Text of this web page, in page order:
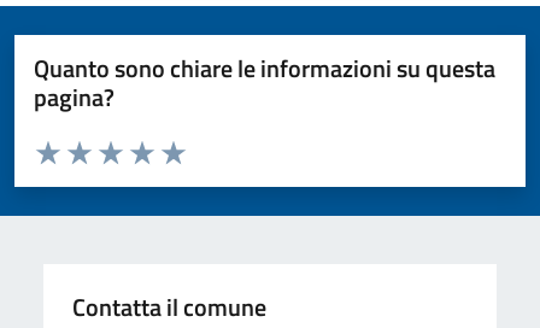
Quanto sono chiare le informazioni su questa
pagina?
Valuta da 1 a 5 stelle la pagina
Valuta 5 stelle su 5
Valuta 4 stelle su 5
Valuta 3 stelle su 5
Valuta 2 stelle su 5
Valuta 1 stelle su 5
Contatta il comune